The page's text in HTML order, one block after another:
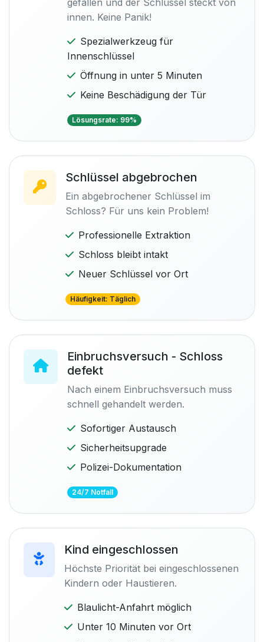
gefallen und der Schlüssel steckt von
innen. Keine Panik!
Spezialwerkzeug für
Innenschlüssel
Öffnung in unter 5 Minuten
Keine Beschädigung der Tür
Lösungsrate: 99%
Schlüssel abgebrochen
Ein abgebrochener Schlüssel im
Schloss? Für uns kein Problem!
Professionelle Extraktion
Schloss bleibt intakt
Neuer Schlüssel vor Ort
Häufigkeit: Täglich
Einbruchsversuch - Schloss
defekt
Nach einem Einbruchsversuch muss
schnell gehandelt werden.
Sofortiger Austausch
Sicherheitsupgrade
Polizei-Dokumentation
24/7 Notfall
Kind eingeschlossen
Höchste Priorität bei eingeschlossenen
Kindern oder Haustieren.
Blaulicht-Anfahrt möglich
Unter 10 Minuten vor Ort